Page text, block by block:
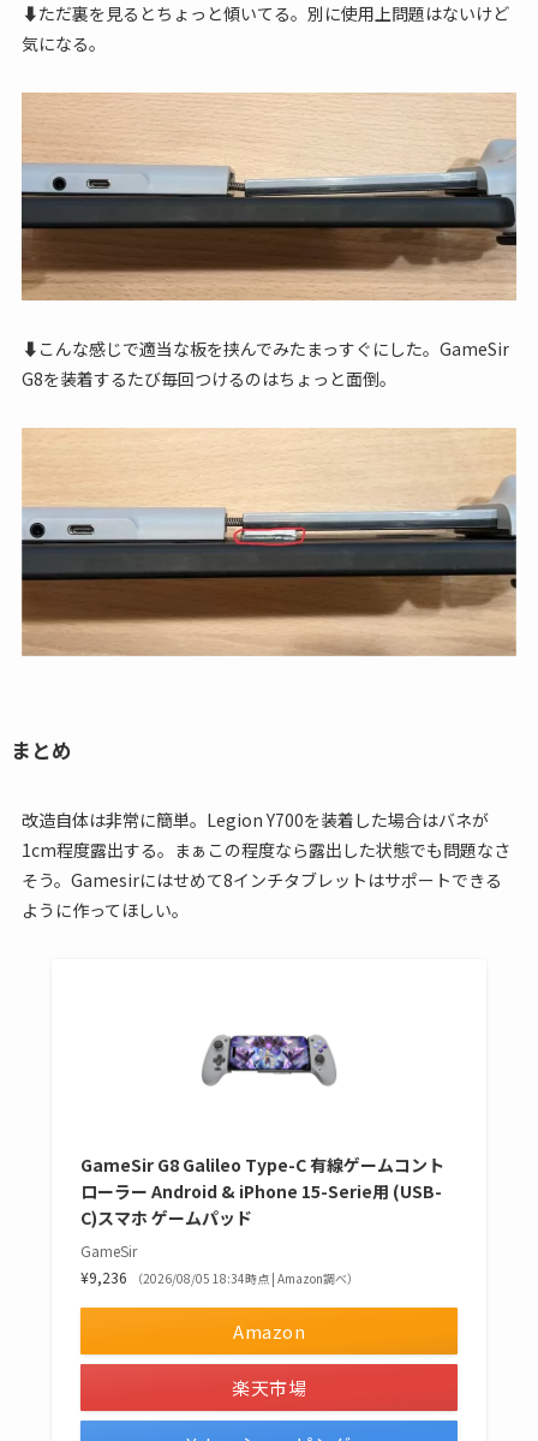
⬇ただ裏を見るとちょっと傾いてる。別に使用上問題はないけど
気になる。
⬇こんな感じで適当な板を挟んでみたまっすぐにした。GameSir
G8を装着するたび毎回つけるのはちょっと面倒。
まとめ
改造自体は非常に簡単。Legion Y700を装着した場合はバネが
1cm程度露出する。まぁこの程度なら露出した状態でも問題なさ
そう。Gamesirにはせめて8インチタブレットはサポートできる
ように作ってほしい。
GameSir G8 Galileo Type-C 有線ゲームコント
ローラー Android & iPhone 15-Serie用 (USB-
C)スマホ ゲームパッド
GameSir
¥9,236
（2026/08/05 18:34時点 | Amazon調べ）
Amazon
楽天市場